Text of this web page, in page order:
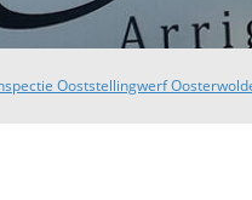
Ooststellingwerf